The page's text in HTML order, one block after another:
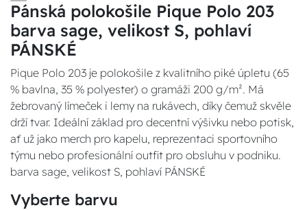
Pánská polokošile Pique Polo 203
barva sage, velikost S, pohlaví
PÁNSKÉ
Pique Polo 203 je polokošile z kvalitního piké úpletu (65
% bavlna, 35 % polyester) o gramáži 200 g/m². Má
žebrovaný límeček i lemy na rukávech, díky čemuž skvěle
drží tvar. Ideální základ pro decentní výšivku nebo potisk,
ať už jako merch pro kapelu, reprezentaci sportovního
týmu nebo profesionální outfit pro obsluhu v podniku.
barva sage, velikost S, pohlaví PÁNSKÉ
Vyberte barvu